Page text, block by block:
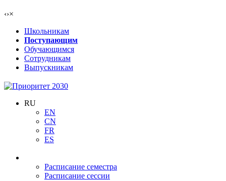
‹›×
Школьникам
Поступающим
Обучающимся
Сотрудникам
Выпускникам
RU
EN
CN
FR
ES
Расписание семестра
Расписание сессии